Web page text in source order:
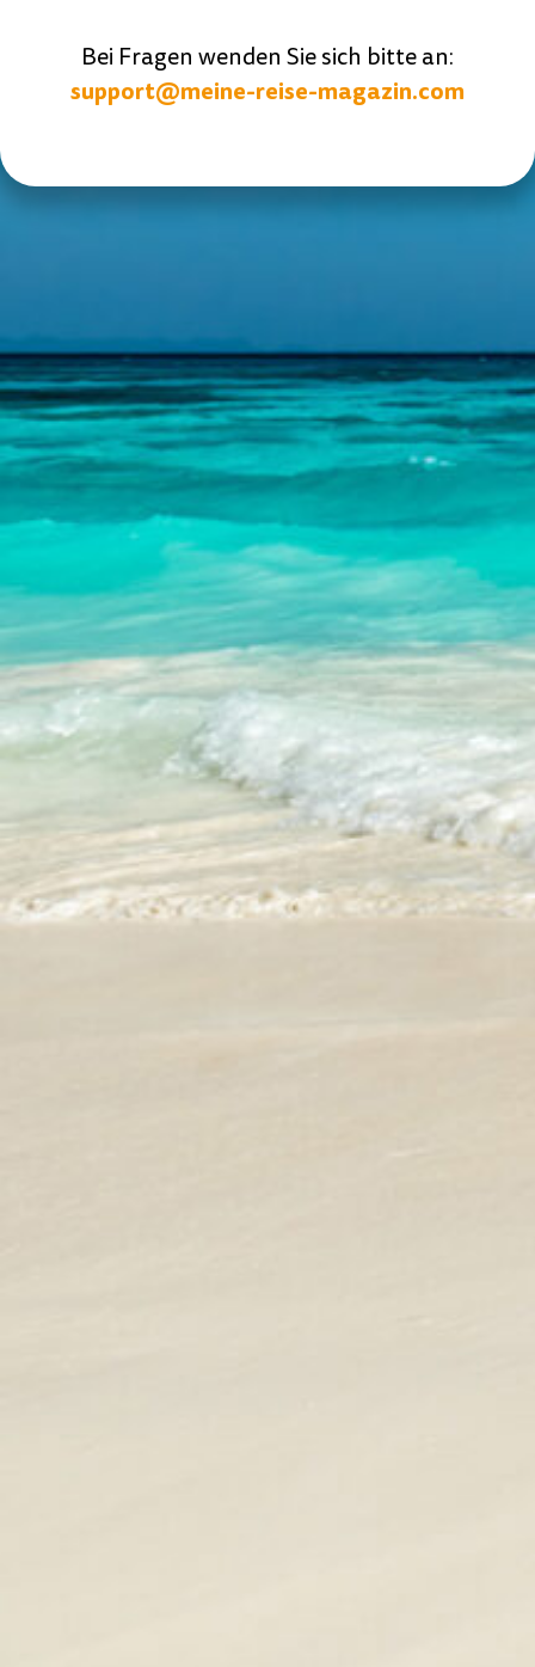
Bei Fragen wenden Sie sich bitte an:
support@meine-reise-magazin.com